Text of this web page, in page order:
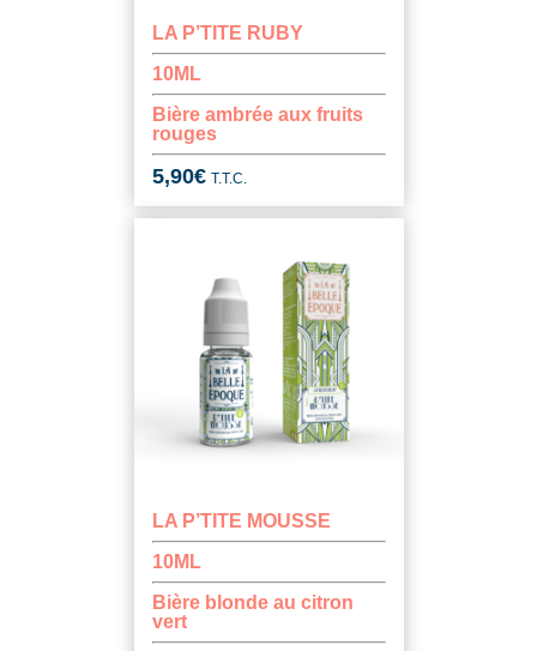
LA P’TITE RUBY
10ML
Bière ambrée aux fruits
rouges
5,90€ T.T.C.
LA P’TITE MOUSSE
10ML
Bière blonde au citron
vert